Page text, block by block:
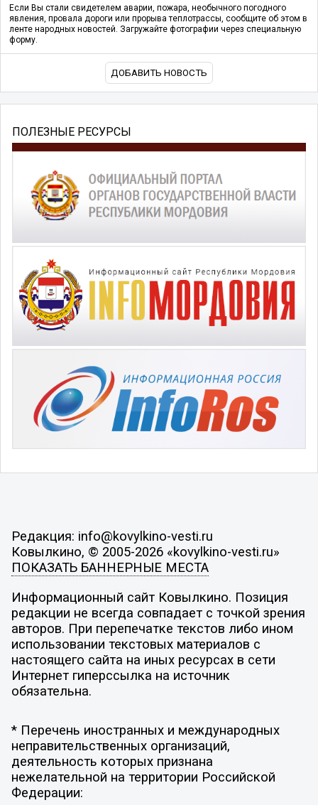
Если Вы стали свидетелем аварии, пожара, необычного погодного
явления, провала дороги или прорыва теплотрассы, сообщите об этом в
ленте народных новостей. Загружайте фотографии через специальную
форму.
ДОБАВИТЬ НОВОСТЬ
ПОЛЕЗНЫЕ РЕСУРСЫ
Редакция: info@kovylkino-vesti.ru
Ковылкино, © 2005-2026 «kovylkino-vesti.ru»
ПОКАЗАТЬ БАННЕРНЫЕ МЕСТА
Информационный сайт Ковылкино. Позиция
редакции не всегда совпадает с точкой зрения
авторов. При перепечатке текстов либо ином
использовании текстовых материалов с
настоящего сайта на иных ресурсах в сети
Интернет гиперссылка на источник
обязательна.
* Перечень иностранных и международных
неправительственных организаций,
деятельность которых признана
нежелательной на территории Российской
Федерации: